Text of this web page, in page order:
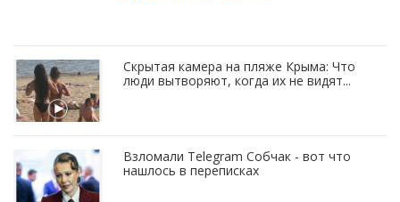
Скрытая камера на пляже Крыма: Что
люди вытворяют, когда их не видят...
Взломали Telegram Собчак - вот что
нашлось в переписках